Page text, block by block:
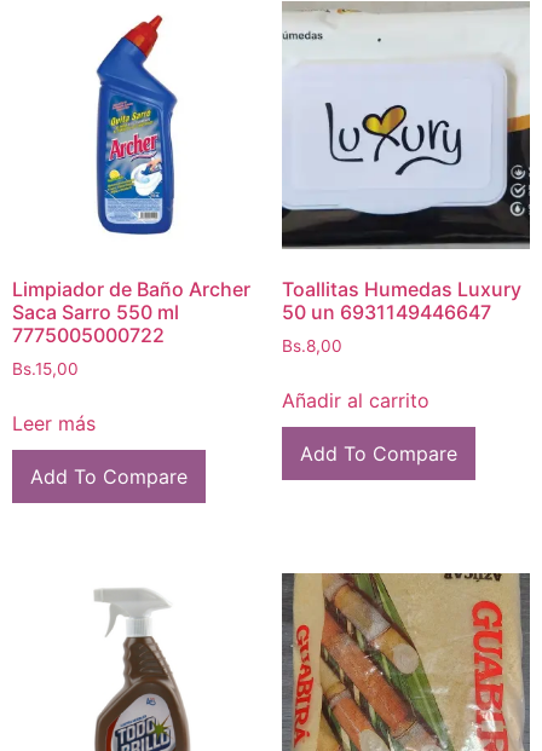
Limpiador de Baño Archer
Saca Sarro 550 ml
7775005000722
Bs.15,00
Leer más
Add To Compare
Toallitas Humedas Luxury
50 un 6931149446647
Bs.8,00
Añadir al carrito
Add To Compare